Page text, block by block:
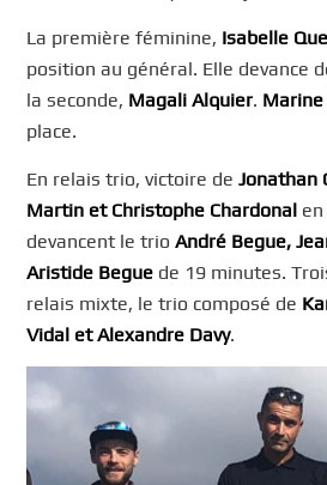
La première féminine, Isabelle
position au général. Elle devance
la seconde, Magali Alquier.
place.
En relais trio, victoire deJonathan
Martin et Christophe Chardonal
devancent le trioAndré Begue,
Aristide Begue de 19 minutes.
relais mixte, le trio composé de
Vidal et Alexandre Davy.